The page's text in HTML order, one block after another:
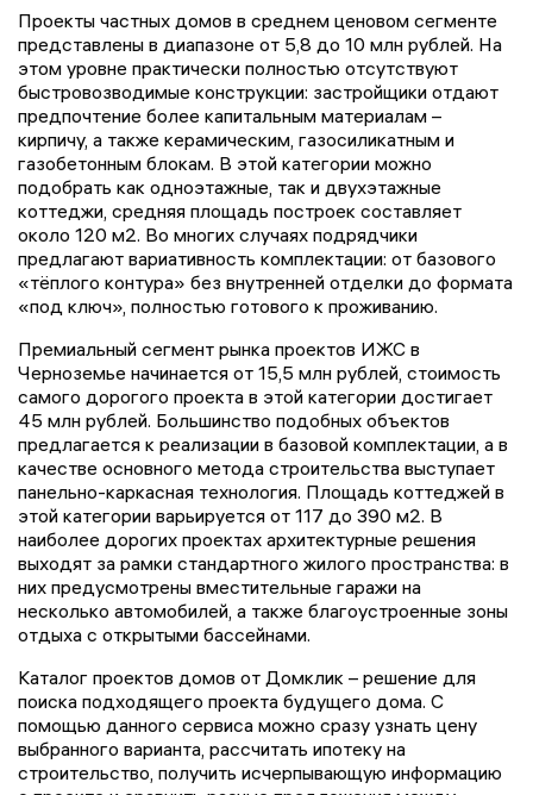
Проекты частных домов в среднем ценовом сегменте
представлены в диапазоне от 5,8 до 10 млн рублей. На
этом уровне практически полностью отсутствуют
быстровозводимые конструкции: застройщики отдают
предпочтение более капитальным материалам –
кирпичу, а также керамическим, газосиликатным и
газобетонным блокам. В этой категории можно
подобрать как одноэтажные, так и двухэтажные
коттеджи, средняя площадь построек составляет
около 120 м2. Во многих случаях подрядчики
предлагают вариативность комплектации: от базового
«тёплого контура» без внутренней отделки до формата
«под ключ», полностью готового к проживанию.
Премиальный сегмент рынка проектов ИЖС в
Черноземье начинается от 15,5 млн рублей, стоимость
самого дорогого проекта в этой категории достигает
45 млн рублей. Большинство подобных объектов
предлагается к реализации в базовой комплектации, а в
качестве основного метода строительства выступает
панельно-каркасная технология. Площадь коттеджей в
этой категории варьируется от 117 до 390 м2. В
наиболее дорогих проектах архитектурные решения
выходят за рамки стандартного жилого пространства: в
них предусмотрены вместительные гаражи на
несколько автомобилей, а также благоустроенные зоны
отдыха с открытыми бассейнами.
Каталог проектов домов от Домклик – решение для
поиска подходящего проекта будущего дома. С
помощью данного сервиса можно сразу узнать цену
выбранного варианта, рассчитать ипотеку на
строительство, получить исчерпывающую информацию